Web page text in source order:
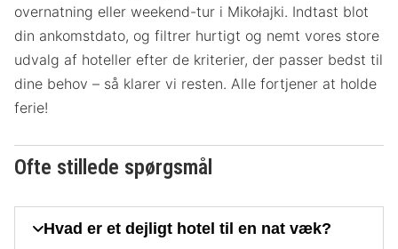
overnatning eller weekend-tur i Mikołajki. Indtast blot
din ankomstdato, og filtrer hurtigt og nemt vores store
udvalg af hoteller efter de kriterier, der passer bedst til
dine behov – så klarer vi resten. Alle fortjener at holde
ferie!
Ofte stillede spørgsmål
Hvad er et dejligt hotel til en nat væk?